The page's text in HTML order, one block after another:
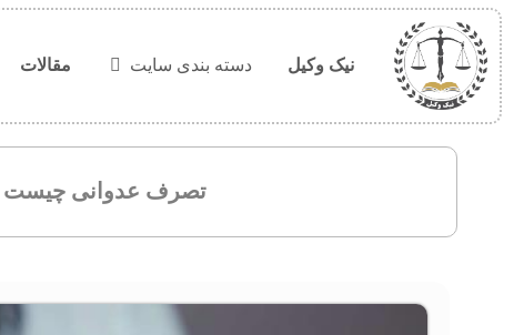
نیک وکیل دسته بندی سایت مقالات
تصرف عدوانی چیست